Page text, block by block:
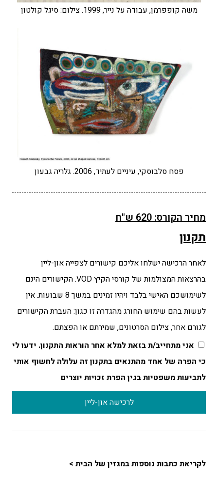
משה קופפרמן, עבודה על נייר, 1999. צילום: סיגל קולטון
פסח סלבוסקי, עיניים לעתיד, 2006. גלריה גבעון
מחיר הקורס: 620 ש"ח
תקנון
לאחר הרכישה ישלחו אליכם קישורים לצפייה און-ליין
בהרצאות המצולמות של קורסי הקיץ VOD. הקישורים הינם
לשימושכם האישי בלבד ויהיו זמינים במשך 8 שבועות. אין
לעשות בהם שימוש החורג מהגדרה זו כגון: העברת הקישורים
לגורם אחר, צילום הסרטונים, שמירתם או הפצתם.
אני מתחייב/ת בזאת למלא אחר הוראות התקנון. ידעו לי
כי הפרה של אחד מהתנאים בתקנון זה עלולה לחשוף אותי
לתביעות משפטיות בגין הפרת זכויות יוצרים
לרכישה און-ליין
לקריאת כתבות נוספות במגזין של הבית >